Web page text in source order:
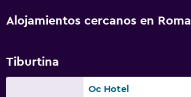
Alojamientos cercanos en Roma
Tiburtina
Oc Hotel